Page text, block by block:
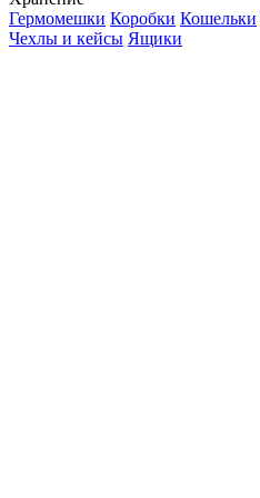
Гермомешки Коробки Кошельки
Чехлы и кейсы Ящики